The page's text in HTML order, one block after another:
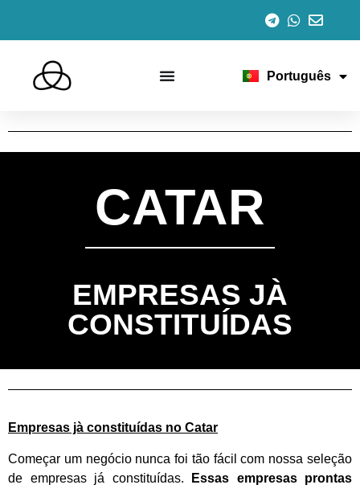
Português
English
Italiano
Deutsch
CATAR
EMPRESAS JÀ
CONSTITUÍDAS
Empresas jà constituídas no Catar
Começar um negócio nunca foi tão fácil com nossa seleção
de empresas já constituídas.
Essas empresas prontas